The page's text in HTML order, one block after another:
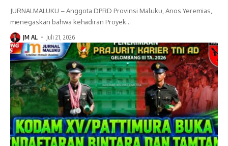
JURNALMALUKU – Anggota DPRD Provinsi Maluku, Anos Yeremias,
menegaskan bahwa kehadiran Proyek…
JM AL Juli 21, 2026